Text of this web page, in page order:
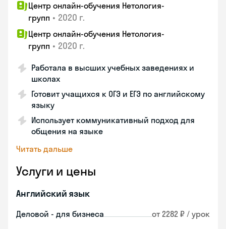
Центр онлайн-обучения Нетология-
групп • 2020 г.
Центр онлайн-обучения Нетология-
групп • 2020 г.
Работала в высших учебных заведениях и
школах
Готовит учащихся к ОГЭ и ЕГЭ по английскому
языку
Использует коммуникативный подход для
общения на языке
Читать дальше
Услуги и цены
Английский язык
Деловой - для бизнеса от 2282 ₽ / урок